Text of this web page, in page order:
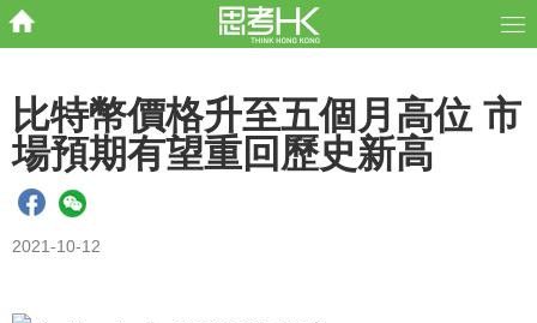
比特幣價格升至五個月高位 市
場預期有望重回歷史新高
2021-10-12